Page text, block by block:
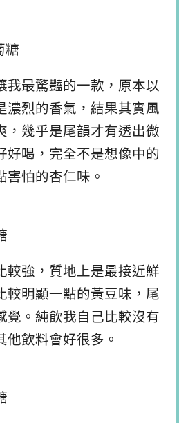
糖
我最驚豔的一款，原本以
濃烈的香氣，結果其實風
，幾乎是尾韻才有透出微
好喝，完全不是想像中的
害怕的杏仁味。
較強，質地上是最接近鮮
較明顯一點的黃豆味，尾
覺。純飲我自己比較沒有
他飲料會好很多。